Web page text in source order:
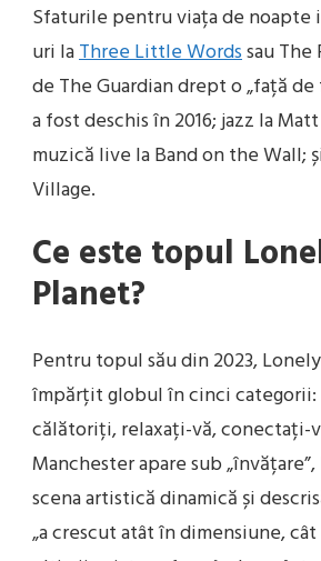
Sfaturile pentru viața de noapte
uri laThree Little Wordssau The
de The Guardian drept o „față
a fost deschis în 2016; jazz la Matt
muzică live la Band on the Wall;
Village.
Ce este topul
Planet?
Pentru topul său din 2023,
împărțit globul în cinci categorii:
călătoriți, relaxați-vă, conectați-
Manchester apare sub
scena artistică dinamică și
„a crescut atât în dimensiune,